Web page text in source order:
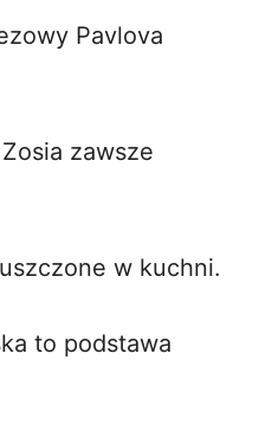
Pavlova
zawsze
w kuchni.
to podstawa